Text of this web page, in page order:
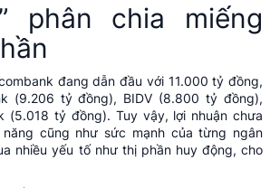
phân chia miếng
đang dẫn đầu với 11.000 tỷ đồng,
(9.206 tỷ đồng), BIDV (8.800 tỷ đồng),
(5.018 tỷ đồng). Tuy vậy, lợi nhuận chưa
cũng như sức mạnh của từng ngân
nhiều yếu tố như thị phần huy động, cho